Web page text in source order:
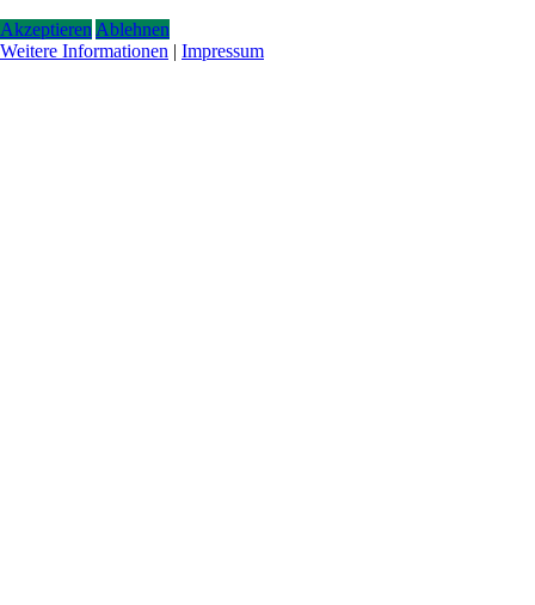
Akzeptieren Ablehnen
Weitere Informationen | Impressum